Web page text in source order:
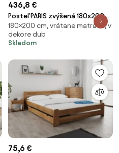
436,8 €
Posteľ PARIS zvýšená 180x200
cm, dub Rošt: S latkovým
roštom, Matrac: Matrac
SOMMERA 18 cm
180×200 cm, vrátane matraca, v
dekore dub
Skladom
75,6 €